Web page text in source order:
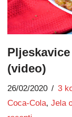
(video)
26/02/2020
3
Coca-Cola, Jela